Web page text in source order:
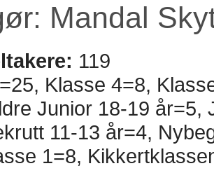
Mandal
119
Klasse 4=8,
Junior 18-19 år=5,
11-13 år=4,
1=8,